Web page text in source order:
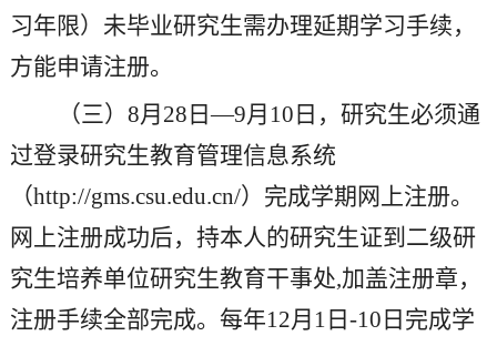
习年限）未毕业研究生需办理延期学习手续，
方能申请注册。
（三） 8月28 日—9月10日，研究生必须通
过登录研究生教育管理信息系统
（http://gms.csu.edu.cn/）完成学期网上注册。
网上注册成功后，持本人的研究生证到二级研
究生培养单位研究生教育干事处,加盖注册章，
注册手续全部完成。每年12月1日-10日完成学